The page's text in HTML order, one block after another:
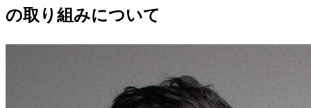
の取り組みについて